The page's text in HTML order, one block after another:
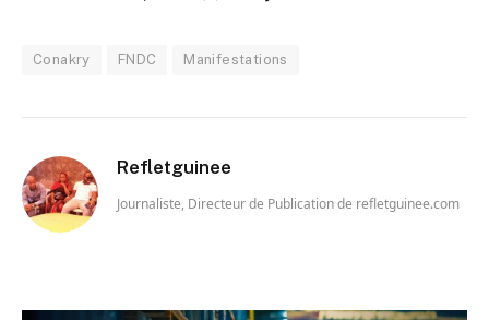
Conakry FNDC Manifestations
Refletguinee
Journaliste, Directeur de Publication de refletguinee.com